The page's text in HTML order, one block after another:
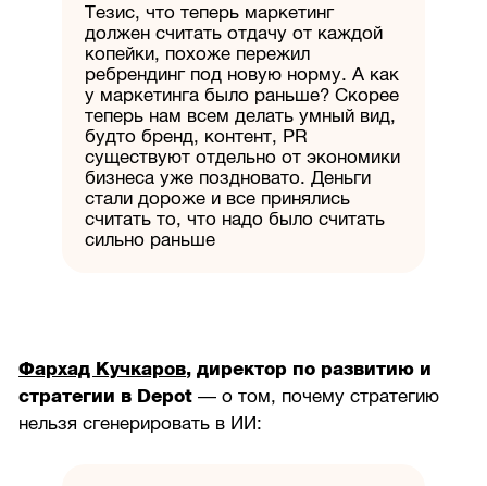
Тезис, что теперь маркетинг
должен считать отдачу от каждой
копейки, похоже пережил
ребрендинг под новую норму. А как
у маркетинга было раньше? Скорее
теперь нам всем делать умный вид,
будто бренд, контент, PR
существуют отдельно от экономики
бизнеса уже поздновато. Деньги
стали дороже и все принялись
считать то, что надо было считать
сильно раньше
Фархад Кучкаров, директор по развитию и
стратегии в Depot — о том, почему стратегию
нельзя сгенерировать в ИИ: